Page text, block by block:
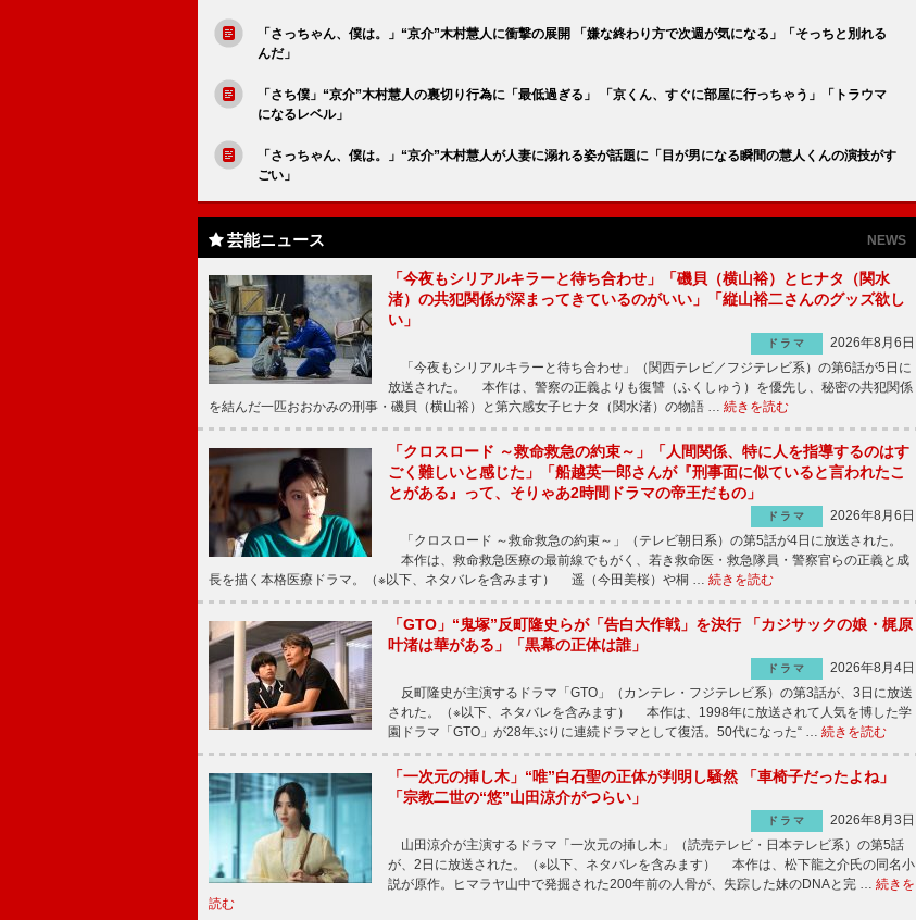
「さっちゃん、僕は。」“京介”木村慧人に衝撃の展開 「嫌な終わり方で次週が気になる」「そっちと別れる
んだ」
「さち僕」“京介”木村慧人の裏切り行為に「最低過ぎる」 「京くん、すぐに部屋に行っちゃう」「トラウマ
になるレベル」
「さっちゃん、僕は。」“京介”木村慧人が人妻に溺れる姿が話題に「目が男になる瞬間の慧人くんの演技がす
ごい」
芸能ニュース NEWS
「今夜もシリアルキラーと待ち合わせ」「磯貝（横山裕）とヒナタ（関水
渚）の共犯関係が深まってきているのがいい」「縦山裕二さんのグッズ欲し
い」
ドラマ
2026年8月6日
「今夜もシリアルキラーと待ち合わせ」（関西テレビ／フジテレビ系）の第6話が5日に
放送された。 本作は、警察の正義よりも復讐（ふくしゅう）を優先し、秘密の共犯関係
を結んだ一匹おおかみの刑事・磯貝（横山裕）と第六感女子ヒナタ（関水渚）の物語 … 続きを読む
「クロスロード ～救命救急の約束～」「人間関係、特に人を指導するのはす
ごく難しいと感じた」「船越英一郎さんが『刑事面に似ていると言われたこ
とがある』って、そりゃあ2時間ドラマの帝王だもの」
ドラマ
2026年8月6日
「クロスロード ～救命救急の約束～」（テレビ朝日系）の第5話が4日に放送された。
本作は、救命救急医療の最前線でもがく、若き救命医・救急隊員・警察官らの正義と成
長を描く本格医療ドラマ。（※以下、ネタバレを含みます） 遥（今田美桜）や桐 … 続きを読む
「GTO」“鬼塚”反町隆史らが「告白大作戦」を決行 「カジサックの娘・梶原
叶渚は華がある」「黒幕の正体は誰」
ドラマ
2026年8月4日
反町隆史が主演するドラマ「GTO」（カンテレ・フジテレビ系）の第3話が、3日に放送
された。（※以下、ネタバレを含みます） 本作は、1998年に放送されて人気を博した学
園ドラマ「GTO」が28年ぶりに連続ドラマとして復活。50代になった“ … 続きを読む
「一次元の挿し木」“唯”白石聖の正体が判明し騒然 「車椅子だったよね」
「宗教二世の“悠”山田涼介がつらい」
ドラマ
2026年8月3日
山田涼介が主演するドラマ「一次元の挿し木」（読売テレビ・日本テレビ系）の第5話
が、2日に放送された。（※以下、ネタバレを含みます） 本作は、松下龍之介氏の同名小
説が原作。ヒマラヤ山中で発掘された200年前の人骨が、失踪した妹のDNAと完 … 続きを
読む